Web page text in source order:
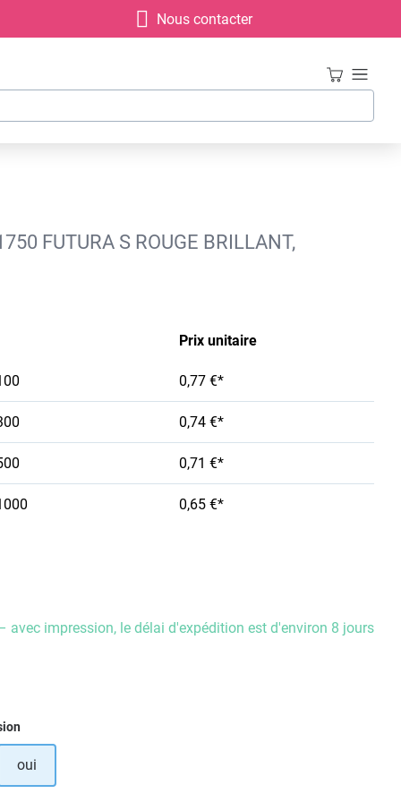
Nous contacter
FUTURA S ROUGE BRILLANT,
Prix unitaire
0,77 €*
0,74 €*
0,71 €*
0,65 €*
avec impression, le délai d'expédition est d'environ 8 jours
oui